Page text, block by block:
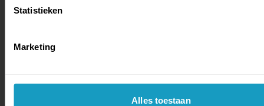
Statistieken
Marketing
Alles toestaan